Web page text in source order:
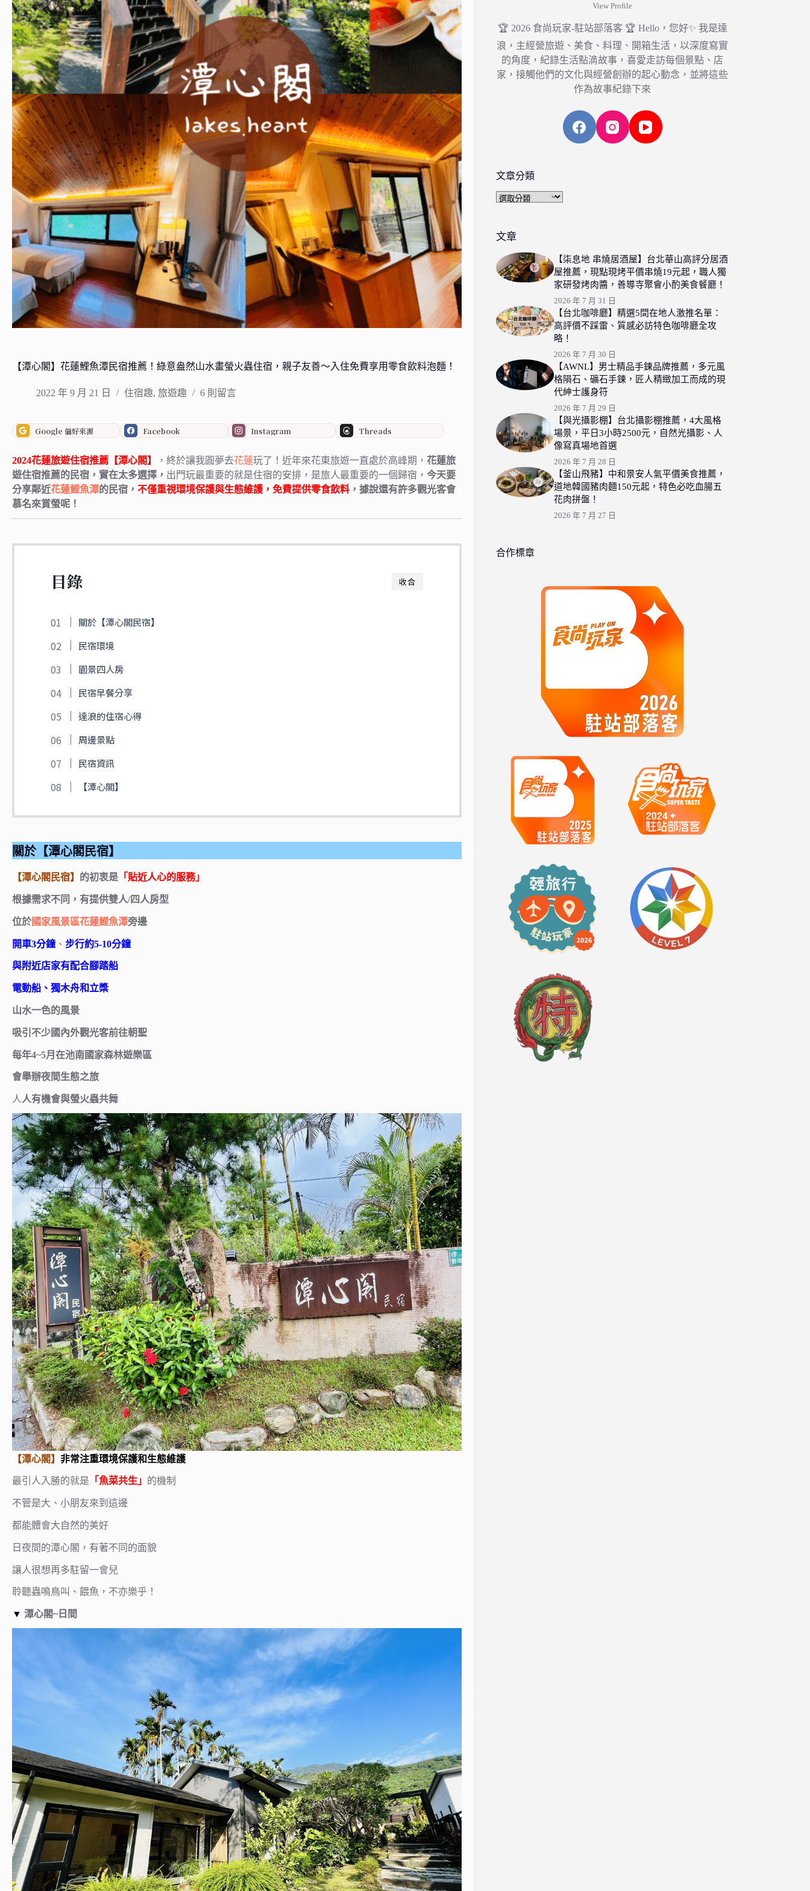
【潭心閣】花蓮鯉魚潭民宿推薦！綠意盎然山水畫螢火蟲住宿，親子友善～入住免費享用零食飲料泡麵！
2022 年 9 月 21 日 住宿趣, 旅遊趣 6 則留言
Google 偏好來源 Facebook Instagram Threads
2024花蓮旅遊住宿推薦【潭心閣】 ，終於讓我圓夢去花蓮玩了！ 近年來花東旅遊一直處於高峰期， 花蓮旅
遊住宿推薦的民宿，實在太多選擇， 出門玩最重要的就是住宿的安排， 是旅人最重要的一個歸宿， 今天要
分享鄰近花蓮鯉魚潭的民宿， 不僅重視環境保護與生態維護， 免費提供零食飲料 ，據說還有許多觀光客會
慕名來賞螢呢！
收合
目錄
關於【潭心閣民宿】
民宿環境
園景四人房
民宿早餐分享
達浪的住宿心得
周邊景點
民宿資訊
【潭心閣】
關於【潭心閣民宿】
【潭心閣民宿】 的初衷是 「貼近人心的服務」
根據需求不同，有提供雙人/四人房型
位於國家風景區花蓮鯉魚潭旁邊
開車3分鐘、 步行約5-10分鐘
與附近店家有配合腳踏船
電動船、獨木舟和立槳
山水一色的風景
吸引不少國內外觀光客前往朝聖
每年4~5月在池南國家森林遊樂區
會舉辦夜間生態之旅
人 人有機會與螢火蟲共舞
【潭心閣】 非常注重環境保護和生態維護
最引人入勝的就是 「魚菜共生」 的機制
不管是大、小朋友來到這邊
都能體會大自然的美好
日夜間的潭心閣，有著不同的面貌
讓人很想再多駐留一會兒
聆聽蟲鳴鳥叫、餵魚，不亦樂乎！
▼ 潭心閣~日間
View Profile
🏆 2026 食尚玩家-駐站部落客 🏆 Hello，您好✨ 我是達
浪，主經營旅遊、美食、料理、開箱生活，以深度寫實
的角度，紀錄生活點滴故事，喜愛走訪每個景點、店
家，接觸他們的文化與經營創辦的起心動念，並將這些
作為故事紀錄下來
文章分類
文
類
文章
【柒息地 串燒居酒屋】台北華山高評分居酒
屋推薦，現點現烤平價串燒19元起，職人獨
家研發烤肉醬，善導寺聚會小酌美食餐廳！
2026 年 7 月 31 日
【台北咖啡廳】精選5間在地人激推名單：
高評價不踩雷、質感必訪特色咖啡廳全攻
略！
2026 年 7 月 30 日
【AWNL】男士精品手鍊品牌推薦，多元風
格隕石、礦石手鍊，匠人精緻加工而成的現
代紳士護身符
2026 年 7 月 29 日
【與光攝影棚】台北攝影棚推薦，4大風格
場景，平日3小時2500元，自然光攝影、人
像寫真場地首選
2026 年 7 月 28 日
【釜山飛豬】中和景安人氣平價美食推薦，
道地韓國豬肉麵150元起，特色必吃血腸五
花肉拼盤！
2026 年 7 月 27 日
合作標章